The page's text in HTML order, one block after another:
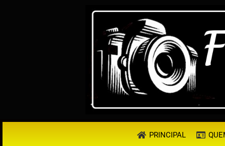
PRINCIPAL